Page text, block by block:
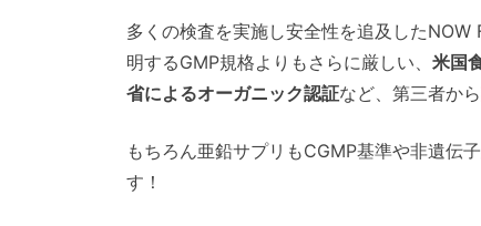
多くの検査を実施し安全性を追及した
明するGMP規格よりもさらに厳しい、 米国
省によるオーガニック認証など、第三者から
もちろん亜鉛サプリもCGMP基準や非遺伝
す！